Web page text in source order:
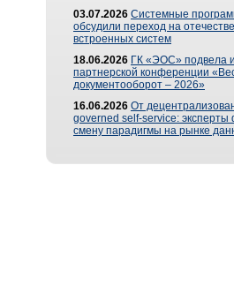
03.07.2026 Системные
обсудили переход на
встроенных систем
18.06.2026 ГК «ЭОС» подвела
партнерской конференции
документооборот – 2026»
16.06.2026 От
governed self-service: эксперты
смену парадигмы на рынке